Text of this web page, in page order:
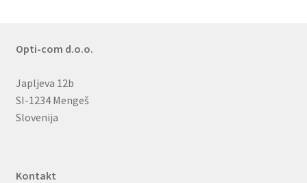
Opti-com d.o.o.
Japljeva 12b
SI-1234 Mengeš
Slovenija
Kontakt